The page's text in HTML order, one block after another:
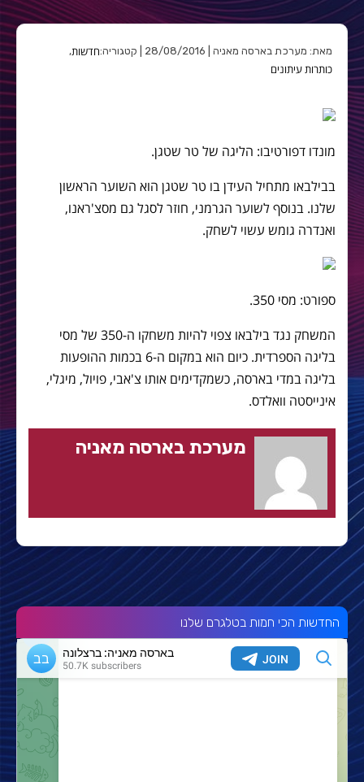
מאת: מערכת בארסה מאניה | 28/08/2016 | קטגוריה: חדשות,
כותרות עיתונים
מונדו דפורטיבו: הליגה של טר שטגן.
בבילבאו מתחיל העידן בו טר שטגן הוא השוער הראשון
שלנו. בנוסף לשוער הגרמני, חוזר לסגל גם מסצ'ראנו,
ואנדרה גומש עשוי לשחק.
ספורט: מסי 350.
המשחק נגד בילבאו צפוי להיות משחקו ה-350 של מסי
בליגה הספרדית. כיום הוא במקום ה-6 בכמות ההופעות
בליגה במדי בארסה, כשמקדימים אותו צ'אבי, פויול, מיגלי,
אינייסטה וואלדס.
מערכת בארסה מאניה
החדשות הכי חמות בטלגרם שלנו